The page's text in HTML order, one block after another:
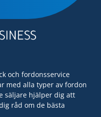
och fordonsservice
med alla typer av fordon
säljare hjälper dig att
råd om de bästa